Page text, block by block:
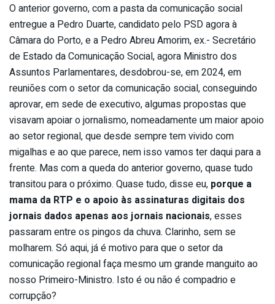
O anterior governo, com a pasta da comunicação social
entregue a Pedro Duarte, candidato pelo PSD agora à
Câmara do Porto, e a Pedro Abreu Amorim, ex.- Secretário
de Estado da Comunicação Social, agora Ministro dos
Assuntos Parlamentares, desdobrou-se, em 2024, em
reuniões com o setor da comunicação social, conseguindo
aprovar, em sede de executivo, algumas propostas que
visavam apoiar o jornalismo, nomeadamente um maior apoio
ao setor regional, que desde sempre tem vivido com
migalhas e ao que parece, nem isso vamos ter daqui para a
frente. Mas com a queda do anterior governo, quase tudo
transitou para o próximo. Quase tudo, disse eu, porque a
mama da RTP e o apoio às assinaturas digitais dos
jornais dados apenas aos jornais nacionais, esses
passaram entre os pingos da chuva. Clarinho, sem se
molharem. Só aqui, já é motivo para que o setor da
comunicação regional faça mesmo um grande manguito ao
nosso Primeiro-Ministro. Isto é ou não é compadrio e
corrupção?